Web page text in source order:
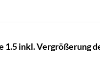
1.5 inkl. Vergrößerung